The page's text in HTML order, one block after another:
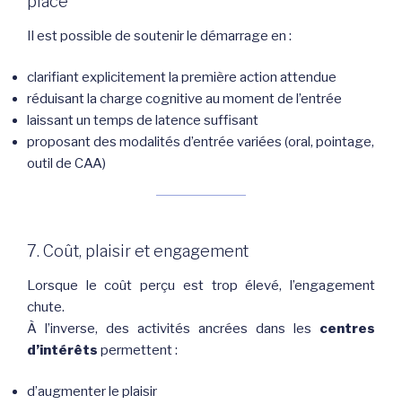
Il est possible de soutenir le démarrage en :
clarifiant explicitement la première action attendue
réduisant la charge cognitive au moment de l’entrée
laissant un temps de latence suffisant
proposant des modalités d’entrée variées (oral, pointage,
outil de CAA)
7. Coût, plaisir et engagement
Lorsque le coût perçu est trop élevé, l’engagement
chute.
À l’inverse, des activités ancrées dans les centres
d’intérêts permettent :
d’augmenter le plaisir